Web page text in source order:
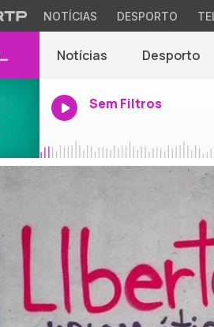
NOTÍCIAS DESPORTO
Notícias Desporto
Sem Filtros